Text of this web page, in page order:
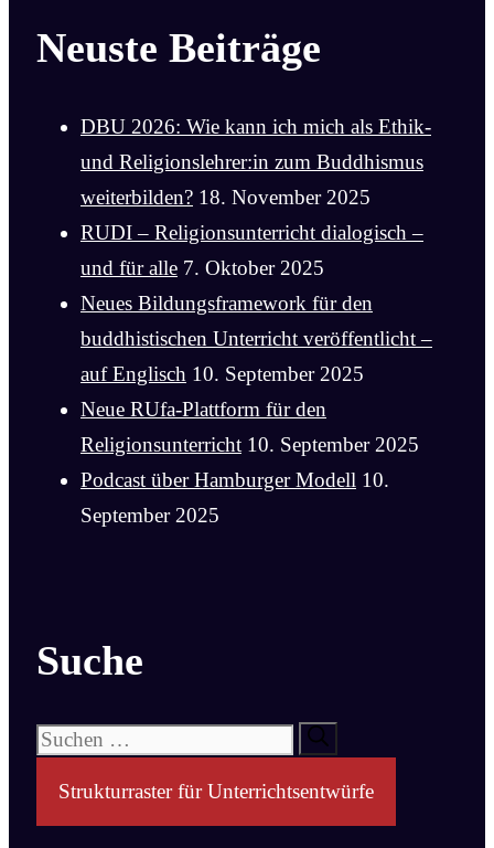
Neuste Beiträge
DBU 2026: Wie kann ich mich als Ethik-
und Religionslehrer:in zum Buddhismus
weiterbilden? 18. November 2025
RUDI – Religionsunterricht dialogisch –
und für alle 7. Oktober 2025
Neues Bildungsframework für den
buddhistischen Unterricht veröffentlicht –
auf Englisch 10. September 2025
Neue RUfa-Plattform für den
Religionsunterricht 10. September 2025
Podcast über Hamburger Modell 10.
September 2025
Suche
Suchen
Strukturraster für Unterrichtsentwürfe